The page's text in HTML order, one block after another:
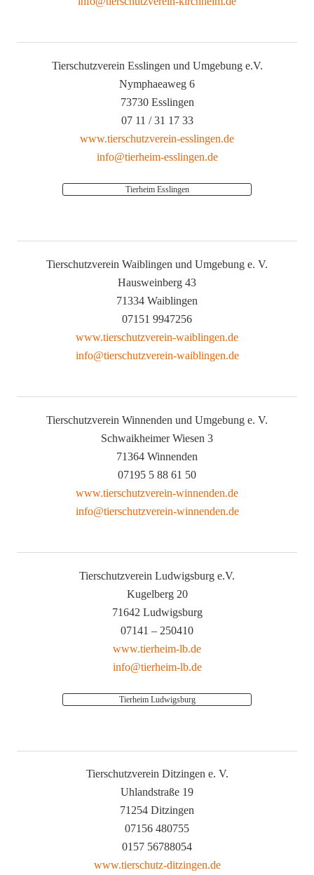
Tierschutzverein Esslingen und Umgebung e.V.
Nymphaeaweg 6
73730 Esslingen
07 11 / 31 17 33
www.tierschutzverein-esslingen.de
info@tierheim-esslingen.de
Tierheim Esslingen
Tierschutzverein Waiblingen und Umgebung e. V.
Hausweinberg 43
71334 Waiblingen
07151 9947256
www.tierschutzverein-waiblingen.de
info@tierschutzverein-waiblingen.de
Tierschutzverein Winnenden und Umgebung e. V.
Schwaikheimer Wiesen 3
71364 Winnenden
07195 5 88 61 50
www.tierschutzverein-winnenden.de
info@tierschutzverein-winnenden.de
Tierschutzverein Ludwigsburg e.V.
Kugelberg 20
71642 Ludwigsburg
07141 – 250410
www.tierheim-lb.de
info@tierheim-lb.de
Tierheim Ludwigsburg
Tierschutzverein Ditzingen e. V.
Uhlandstraße 19
71254 Ditzingen
07156 480755
0157 56788054
www.tierschutz-ditzingen.de